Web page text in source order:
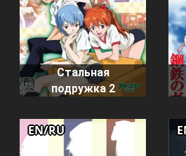
Стальная
подружка 2
EN/RU